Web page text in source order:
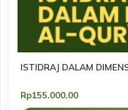
ISTIDRAJ DALAM
Rp155.000,00